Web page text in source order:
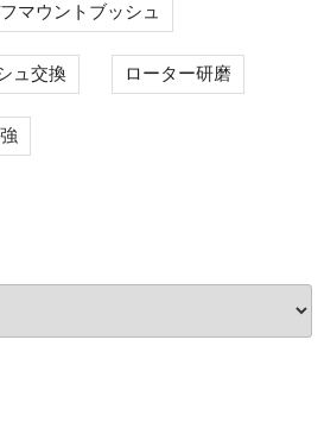
マウントブッシュ
ュ交換 ローター研磨